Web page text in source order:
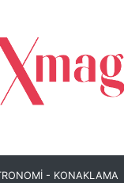
- KONAKLAMA